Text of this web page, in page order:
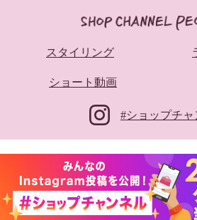
スタイリング
ショート動画
#ショップチャ